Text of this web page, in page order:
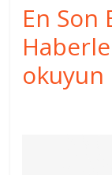
En Son
okuyun